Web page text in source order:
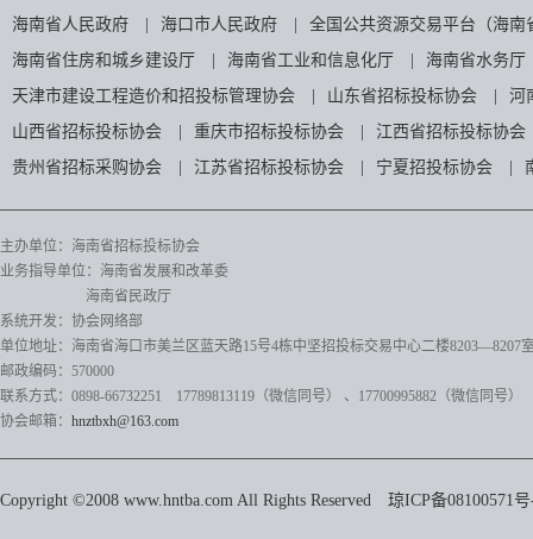
海南省人民政府 海口市人民政府
全国公共资源交易平台（海南
海南省住房和城乡建设厅
海南省工业和信息化厅
海南省水务厅
天津市建设工程造价和招投标管理协会
山东省招标投标协会
河
山西省招标投标协会
重庆市招标投标协会
江西省招标投标协会
贵州省招标采购协会
江苏省招标投标协会 宁夏招投标协会
主办单位：海南省招标投标协会
业务指导单位：海南省发展和改革委
海南省民政厅
系统开发：协会网络部
单位地址：海南省海口市美兰区蓝天路15号4栋中坚招投标交易中心二楼8203—8207
邮政编码：570000
联系方式：0898-66732251 17789813119（微信同号）
、17700995882 （微信同号）
协会邮箱： hnztbxh@163.com
Copyright ©2008 www.hntba.com All Rights Reserved 琼ICP备08100571